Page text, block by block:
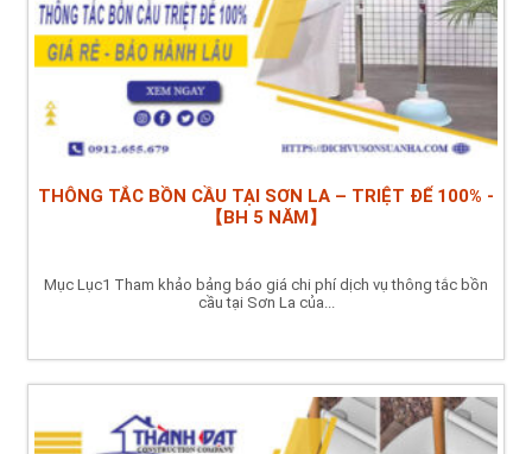
THÔNG TẮC BỒN CẦU TẠI SƠN LA – TRIỆT ĐỂ 100% -
【BH 5 NĂM】
Mục Lục1 Tham khảo bảng báo giá chi phí dịch vụ thông tắc bồn
cầu tại Sơn La của...